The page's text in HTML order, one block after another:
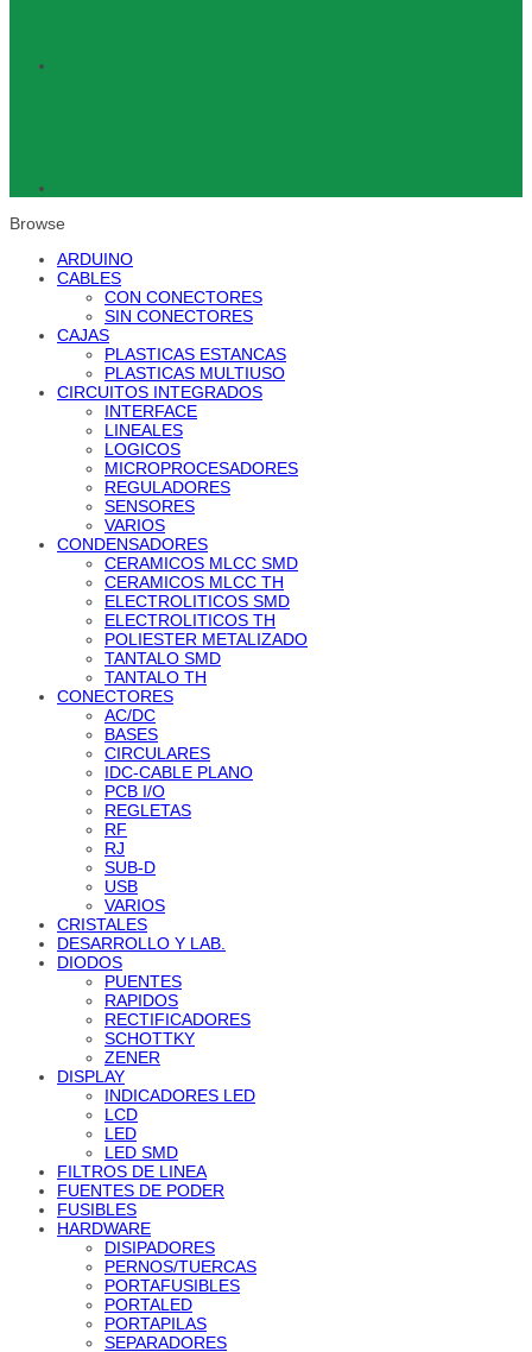
Browse
ARDUINO
CABLES
CON CONECTORES
SIN CONECTORES
CAJAS
PLASTICAS ESTANCAS
PLASTICAS MULTIUSO
CIRCUITOS INTEGRADOS
INTERFACE
LINEALES
LOGICOS
MICROPROCESADORES
REGULADORES
SENSORES
VARIOS
CONDENSADORES
CERAMICOS MLCC SMD
CERAMICOS MLCC TH
ELECTROLITICOS SMD
ELECTROLITICOS TH
POLIESTER METALIZADO
TANTALO SMD
TANTALO TH
CONECTORES
AC/DC
BASES
CIRCULARES
IDC-CABLE PLANO
PCB I/O
REGLETAS
RF
RJ
SUB-D
USB
VARIOS
CRISTALES
DESARROLLO Y LAB.
DIODOS
PUENTES
RAPIDOS
RECTIFICADORES
SCHOTTKY
ZENER
DISPLAY
INDICADORES LED
LCD
LED
LED SMD
FILTROS DE LINEA
FUENTES DE PODER
FUSIBLES
HARDWARE
DISIPADORES
PERNOS/TUERCAS
PORTAFUSIBLES
PORTALED
PORTAPILAS
SEPARADORES